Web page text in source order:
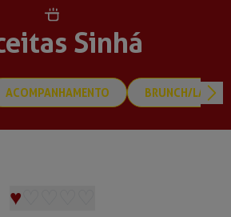
Sinhá
ACOMPANHAMENTO BRUNCH/
♥